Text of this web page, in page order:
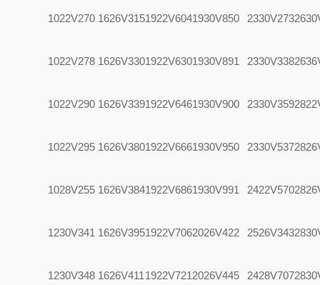
1022V270 1626V3151922V6041930V850 2330V273
1022V278 1626V3301922V6301930V891 2330V338
1022V290 1626V3391922V6461930V900 2330V359
1022V295 1626V3801922V6661930V950 2330V537
1028V255 1626V3841922V6861930V991 2422V570
1230V341 1626V3951922V7062026V422 2526V343
1230V348 1626V411 1922V7212026V445 2428V707